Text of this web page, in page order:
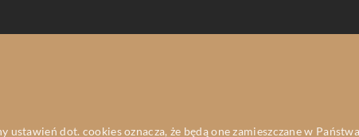
dot. cookies oznacza, że będą one zamieszczane w